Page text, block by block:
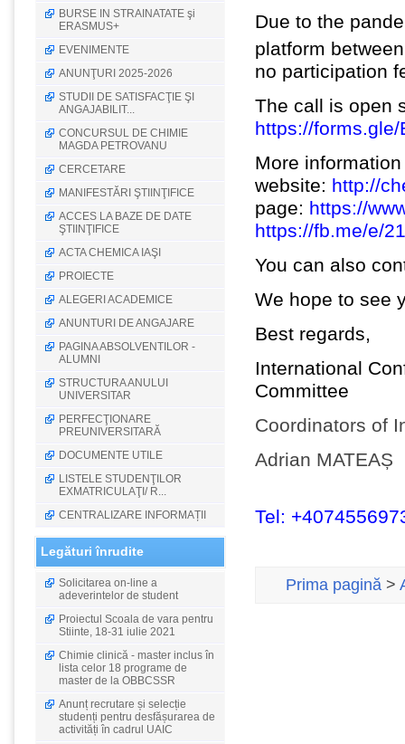
BURSE IN STRAINATATE şi
ERASMUS+
EVENIMENTE
ANUNŢURI 2025-2026
STUDII DE SATISFACŢIE ŞI
ANGAJABILIT...
CONCURSUL DE CHIMIE
MAGDA PETROVANU
CERCETARE
MANIFESTĂRI ŞTIINŢIFICE
ACCES LA BAZE DE DATE
ŞTIINŢIFICE
ACTA CHEMICA IAŞI
PROIECTE
ALEGERI ACADEMICE
ANUNTURI DE ANGAJARE
PAGINA ABSOLVENTILOR -
ALUMNI
STRUCTURA ANULUI
UNIVERSITAR
PERFECŢIONARE
PREUNIVERSITARĂ
DOCUMENTE UTILE
LISTELE STUDENŢILOR
EXMATRICULAŢI/ R...
CENTRALIZARE INFORMAȚII
Legături înrudite
Solicitarea on-line a
adeverintelor de student
Proiectul Scoala de vara pentru
Stiinte, 18-31 iulie 2021
Chimie clinică - master inclus în
lista celor 18 programe de
master de la OBBCSSR
Anunț recrutare și selecție
studenți pentru desfășurarea de
activități în cadrul UAIC
Due to the
platform
no participation
The call is open
https://
More
website: http://
page: https://
https://fb.me/e/
You can also
We hope to see
Best regards,
International
Committee
Coordinators of
Adrian
Tel:
Prima pagină >